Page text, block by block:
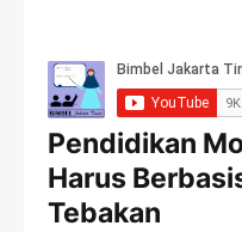
Pendidikan
Harus
Tebakan